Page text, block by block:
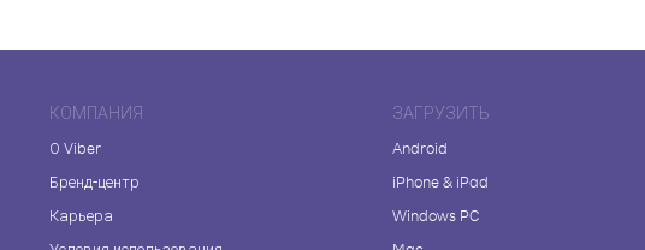
КОМПАНИЯ
О Viber
Бренд-центр
Карьера
ЗАГРУЗИТЬ
Android
iPhone & iPad
Windows PC